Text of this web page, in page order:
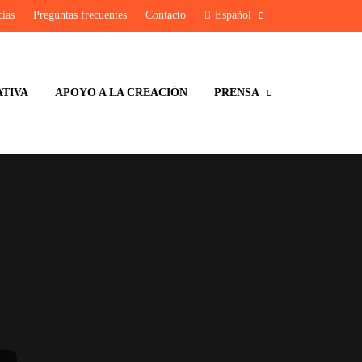
Preguntas frecuentes Contacto Español
APOYO A LA CREACIÓN PRENSA